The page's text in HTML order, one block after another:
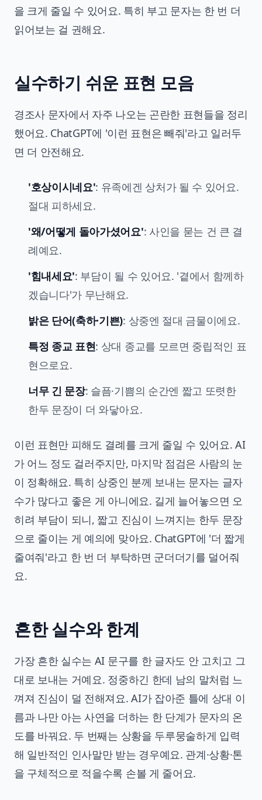
을 크게 줄일 수 있어요. 특히 부고 문자는 한 번 더
읽어보는 걸 권해요.
실수하기 쉬운 표현 모음
경조사 문자에서 자주 나오는 곤란한 표현들을 정리
했어요. ChatGPT에 '이런 표현은 빼줘'라고 일러두
면 더 안전해요.
'호상이시네요': 유족에겐 상처가 될 수 있어요.
절대 피하세요.
'왜/어떻게 돌아가셨어요': 사인을 묻는 건 큰 결
례예요.
'힘내세요': 부담이 될 수 있어요. '곁에서 함께하
겠습니다'가 무난해요.
밝은 단어(축하·기쁜): 상중엔 절대 금물이에요.
특정 종교 표현: 상대 종교를 모르면 중립적인 표
현으로요.
너무 긴 문장: 슬픔·기쁨의 순간엔 짧고 또렷한
한두 문장이 더 와닿아요.
이런 표현만 피해도 결례를 크게 줄일 수 있어요. AI
가 어느 정도 걸러주지만, 마지막 점검은 사람의 눈
이 정확해요. 특히 상중인 분께 보내는 문자는 글자
수가 많다고 좋은 게 아니에요. 길게 늘어놓으면 오
히려 부담이 되니, 짧고 진심이 느껴지는 한두 문장
으로 줄이는 게 예의에 맞아요. ChatGPT에 '더 짧게
줄여줘'라고 한 번 더 부탁하면 군더더기를 덜어줘
요.
흔한 실수와 한계
가장 흔한 실수는 AI 문구를 한 글자도 안 고치고 그
대로 보내는 거예요. 정중하긴 한데 남의 말처럼 느
껴져 진심이 덜 전해져요. AI가 잡아준 틀에 상대 이
름과 나만 아는 사연을 더하는 한 단계가 문자의 온
도를 바꿔요. 두 번째는 상황을 두루뭉술하게 입력
해 일반적인 인사말만 받는 경우예요. 관계·상황·톤
을 구체적으로 적을수록 손볼 게 줄어요.